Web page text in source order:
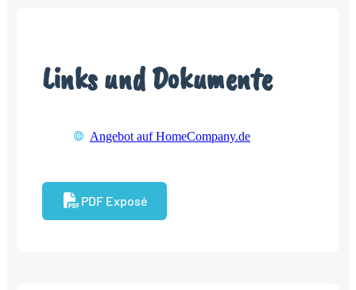
Links und Dokumente
Angebot auf HomeCompany.de
PDF Exposé